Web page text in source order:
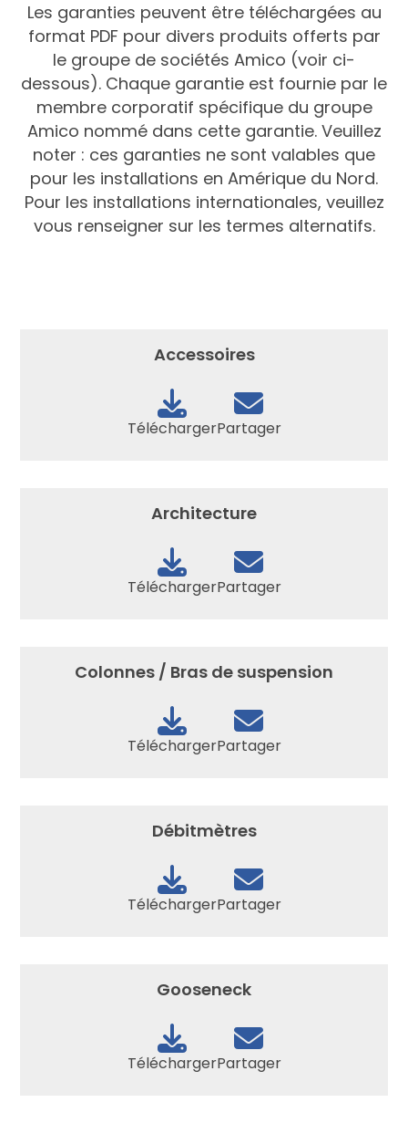
Les garanties peuvent être téléchargées au
format PDF pour divers produits offerts par
le groupe de sociétés Amico (voir ci-
dessous). Chaque garantie est fournie par le
membre corporatif spécifique du groupe
Amico nommé dans cette garantie. Veuillez
noter : ces garanties ne sont valables que
pour les installations en Amérique du Nord.
Pour les installations internationales, veuillez
vous renseigner sur les termes alternatifs.
Accessoires
TéléchargerPartager
Architecture
TéléchargerPartager
Colonnes / Bras de suspension
TéléchargerPartager
Débitmètres
TéléchargerPartager
Gooseneck
TéléchargerPartager